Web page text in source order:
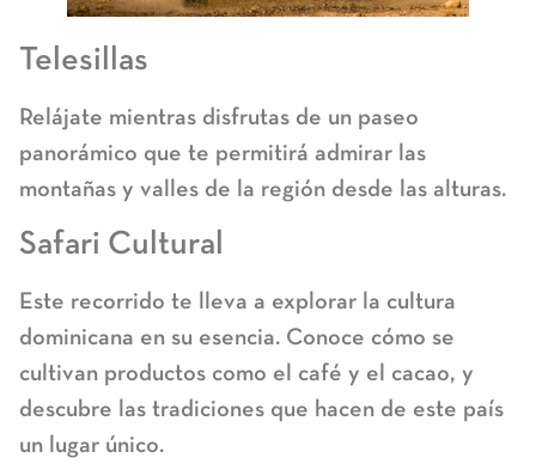
Telesillas
Relájate mientras disfrutas de un paseo
panorámico que te permitirá admirar las
montañas y valles de la región desde las alturas.
Safari Cultural
Este recorrido te lleva a explorar la cultura
dominicana en su esencia. Conoce cómo se
cultivan productos como el café y el cacao, y
descubre las tradiciones que hacen de este país
un lugar único.